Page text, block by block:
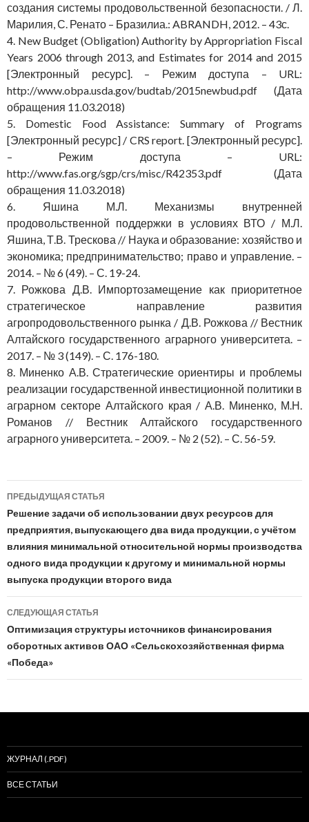
создания системы продовольственной безопасности. / Л.
Марилия, С. Ренато – Бразилиа.: ABRANDH, 2012. – 43с.
4. New Budget (Obligation) Authority by Appropriation Fiscal
Years 2006 through 2013, and Estimates for 2014 and 2015
[Электронный ресурс]. – Режим доступа – URL:
http://www.obpa.usda.gov/budtab/2015newbud.pdf (Дата
обращения 11.03.2018)
5. Domestic Food Assistance: Summary of Programs
[Электронный ресурс] / CRS report. [Электронный ресурс].
– Режим доступа – URL:
http://www.fas.org/sgp/crs/misc/R42353.pdf (Дата
обращения 11.03.2018)
6. Яшина М.Л. Механизмы внутренней
продовольственной поддержки в условиях ВТО / М.Л.
Яшина, Т.В. Трескова // Наука и образование: хозяйство и
экономика; предпринимательство; право и управление. –
2014. – № 6 (49). – С. 19-24.
7. Рожкова Д.В. Импортозамещение как приоритетное
стратегическое направление развития
агропродовольственного рынка / Д.В. Рожкова // Вестник
Алтайского государственного аграрного университета. –
2017. – № 3 (149). – С. 176-180.
8. Миненко А.В. Стратегические ориентиры и проблемы
реализации государственной инвестиционной политики в
аграрном секторе Алтайского края / А.В. Миненко, М.Н.
Романов // Вестник Алтайского государственного
аграрного университета. – 2009. – № 2 (52). – С. 56-59.
Навигация
по
записям
ПРЕДЫДУЩАЯ СТАТЬЯ
Решение задачи об использовании двух ресурсов для
предприятия, выпускающего два вида продукции, с учётом
влияния минимальной относительной нормы производства
одного вида продукции к другому и минимальной нормы
выпуска продукции второго вида
СЛЕДУЮЩАЯ СТАТЬЯ
Оптимизация структуры источников финансирования
оборотных активов ОАО «Сельскохозяйственная фирма
«Победа»
ЖУРНАЛ (.PDF)
ВСЕ СТАТЬИ